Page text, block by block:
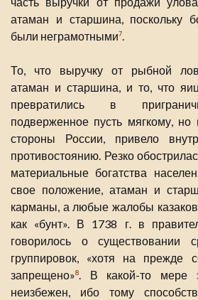
атаман и старшина, поскольку
были неграмотными7.
То, что выручку от рыбной
атаман и старшина, и то, что
превратились в
подверженное пусть мягкому,
стороны России, привело
противостоянию. Резко
материальные богатства
свое положение, атаман и
карманы, а любые жалобы
как «бунт». В 1738 г. в
говорилось о существовании
группировок, «хотя на прежде
запрещено»8. В какой-то мере
неизбежен, ибо тому